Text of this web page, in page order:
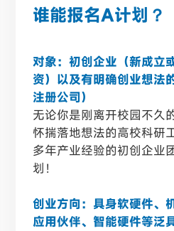
谁能报名A计划？
对象：初创企业（新成立
资）以及有明确创业想法
注册公司）
无论你是刚离开校园不久
怀揣落地想法的高校科研
多年产业经验的初创企业
划！
创业方向：具身软硬件、
应用伙伴、智能硬件等泛